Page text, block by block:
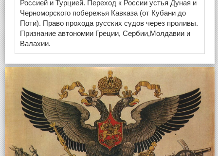
Россией и Турцией. Переход к России устья Дуная и
Черноморского побережья Кавказа (от Кубани до
Поти). Право прохода русских судов через проливы.
Признание автономии Греции, Сербии,Молдавии и
Валахии.